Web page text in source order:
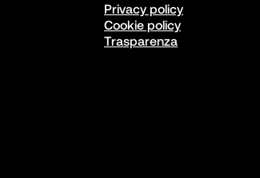
Privacy policy
Cookie policy
Trasparenza